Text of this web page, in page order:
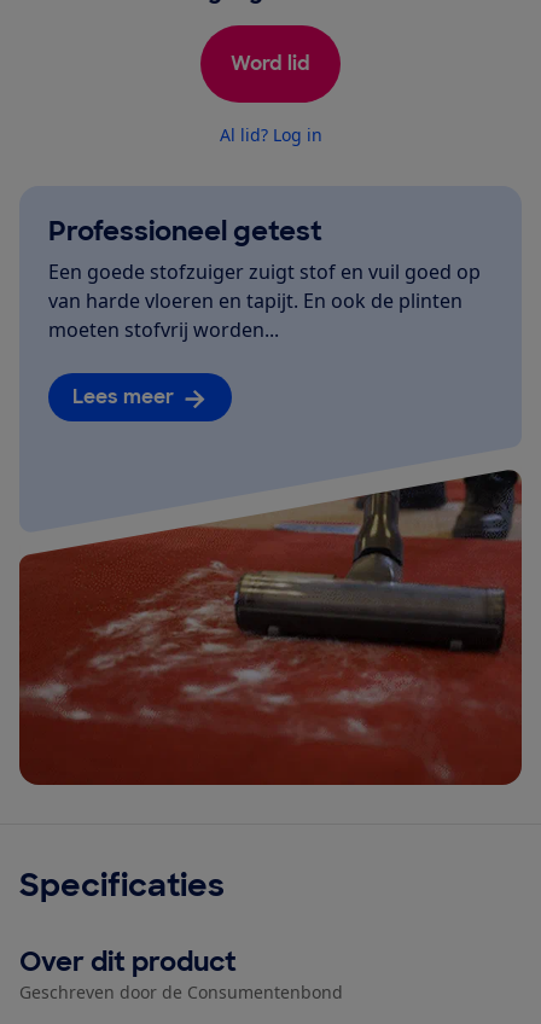
Word lid
Al lid? Log in
Professioneel getest
Een goede stofzuiger zuigt stof en vuil goed op
van harde vloeren en tapijt. En ook de plinten
moeten stofvrij worden...
Lees meer
Specificaties
Over dit product
Geschreven door de Consumentenbond